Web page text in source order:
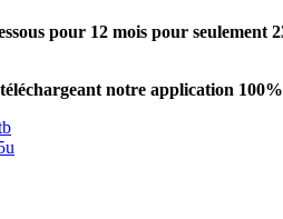
pour 12 mois pour
notre application